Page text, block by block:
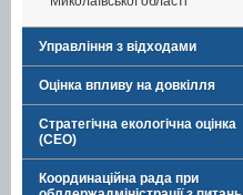
Управління з відходами
Оцінка впливу на довкілля
Стратегічна екологічна оцінка
(СЕО)
Координаційна рада при